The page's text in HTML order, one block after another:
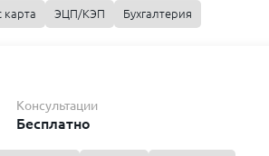
карта ЭЦП/КЭП Бухгалтерия
Консультации
Бесплатно